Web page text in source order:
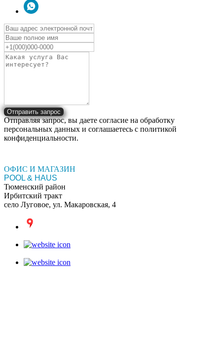
Отправить запрос
Отправляя запрос, вы даете согласие на обработку
персональных данных и соглашаетесь c политикой
конфиденциальности.
ОФИС И МАГАЗИН
POOL & HAUS
Тюменский район
Ирбитский тракт
село Луговое, ул. Макаровская, 4